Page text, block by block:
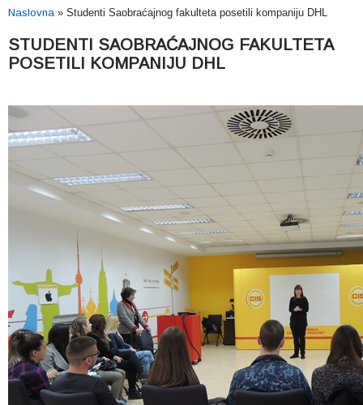
Poslovi i radno iskustvo
Nastavak studija i usavršavanje
Potražite savet
Sekcija za poslodavce
Kurs Veštine upravljanja karijerom
Resursi i linkovi
Naslovna » Studenti Saobraćajnog fakulteta posetili kompaniju DHL
STUDENTI SAOBRAĆAJNOG FAKULTETA
POSETILI KOMPANIJU DHL